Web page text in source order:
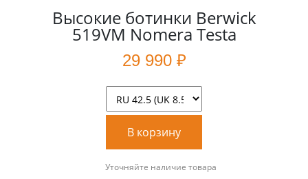
Высокие ботинки Berwick
519VM Nomera Testa
29 990 ₽
В корзину
Уточняйте наличие товара